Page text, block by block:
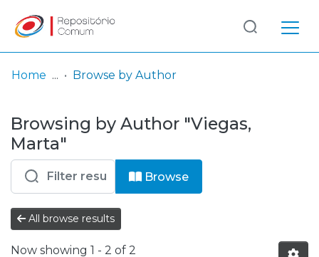
& Collections
Browse repository
Entities
Log
In
(current)
Home Browse by Author
Browsing by Author "Viegas,
Marta"
Browse
All browse results
Now showing 1 - 2 of 2